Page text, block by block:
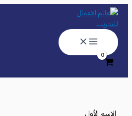
تخطي
المحتوى
الاسم الأول